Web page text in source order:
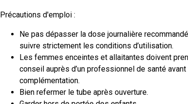
Précautions d'emploi :
Ne pas dépasser la dose journalière
suivre strictement les conditions d’utilisation.
Les femmes enceintes et allaitantes doivent
conseil auprès d’un professionnel de santé
complémentation.
Bien refermer le tube après ouverture.